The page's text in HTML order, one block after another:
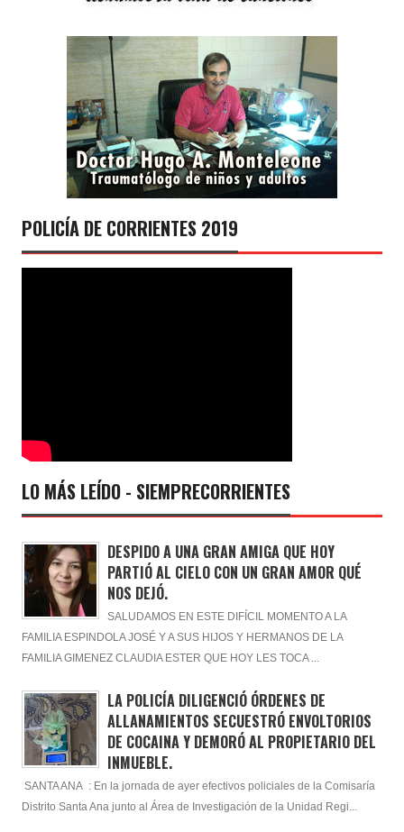
POLICÍA DE CORRIENTES 2019
LO MÁS LEÍDO - SIEMPRECORRIENTES
DESPIDO A UNA GRAN AMIGA QUE HOY
PARTIÓ AL CIELO CON UN GRAN AMOR QUÉ
NOS DEJÓ.
SALUDAMOS EN ESTE DIFÍCIL MOMENTO A LA
FAMILIA ESPINDOLA JOSÉ Y A SUS HIJOS Y HERMANOS DE LA
FAMILIA GIMENEZ CLAUDIA ESTER QUE HOY LES TOCA ...
LA POLICÍA DILIGENCIÓ ÓRDENES DE
ALLANAMIENTOS SECUESTRÓ ENVOLTORIOS
DE COCAINA Y DEMORÓ AL PROPIETARIO DEL
INMUEBLE.
SANTA ANA : En la jornada de ayer efectivos policiales de la Comisaría
Distrito Santa Ana junto al Área de Investigación de la Unidad Regi...